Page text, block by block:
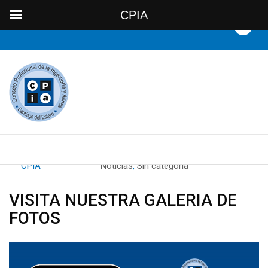
ByCPIA Category: Noticias,Sin categoría
VISITA NUESTRA GALERIA DE
FOTOS
Reproductor
CPIA